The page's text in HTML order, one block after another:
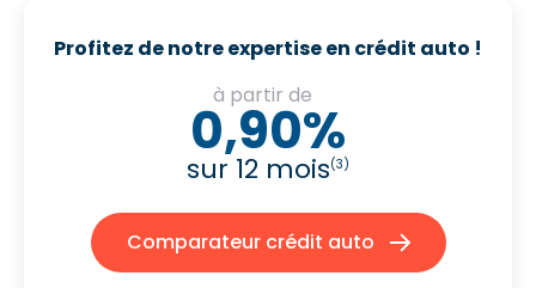
Profitez de notre expertise en crédit auto !
à partir de
0,90%
sur 12 mois(3)
Comparateur crédit auto